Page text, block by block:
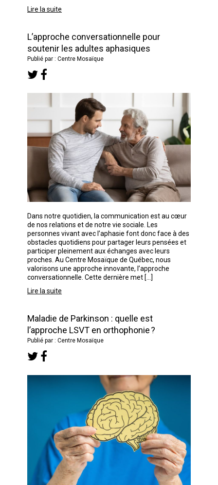
Lire la suite
L’approche conversationnelle pour
soutenir les adultes aphasiques
Publié par : Centre Mosaïque
Dans notre quotidien, la communication est au cœur
de nos relations et de notre vie sociale. Les
personnes vivant avec l’aphasie font donc face à des
obstacles quotidiens pour partager leurs pensées et
participer pleinement aux échanges avec leurs
proches. Au Centre Mosaïque de Québec, nous
valorisons une approche innovante, l’approche
conversationnelle. Cette dernière met […]
Lire la suite
Maladie de Parkinson : quelle est
l’approche LSVT en orthophonie ?
Publié par : Centre Mosaïque